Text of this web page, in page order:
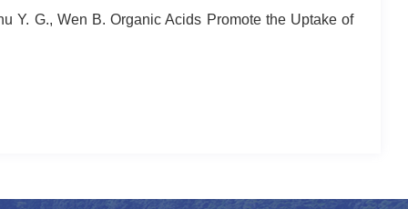
Y. G., Wen B. Organic Acids Promote the Uptake of